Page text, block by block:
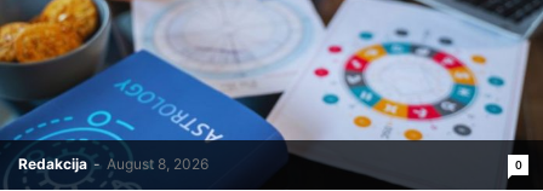
Redakcija - August 8, 2026 0